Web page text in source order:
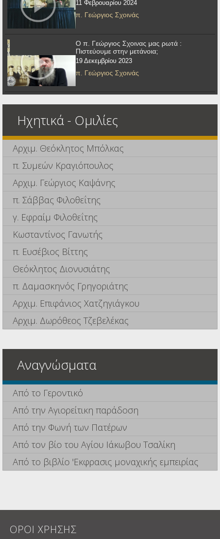
11 Φεβρουαρίου 2024
π. Γεώργιος Σχοινάς
Ο π. Γεώργιος Σχοινας μας ρωτά :
Πιστεύουμε στην μετάνοια;
19 Δεκεμβρίου 2023
π. Γεώργιος Σχοινάς
Ηχητικά - Ομιλίες
Αρχιμ. Θεόκλητος Μπόλκας
π. Συμεών Κραγιόπουλος
Αρχιμ. Γεώργιος Καψάνης
π. Σάββας Φιλοθεΐτης
γ. Εφραίμ Φιλοθεΐτης
Κωσταντίνος Γανωτής
π. Ευσέβιος Βίττης
Θεόκλητος Διονυσιάτης
π. Δαμασκηνός Γρηγοριάτης
Αρχιμ. Επιφάνιος Χατζηγιάγκου
Αρχιμ. Δωρόθεος Τζεβελέκας
Αναγνώσματα
Από το Γεροντικό
Από την Αγιορείτικη παράδοση
Από την Φωνή των Πατέρων
Από τον βίο του Αγίου Ιάκωβου Τσαλίκη
Από το βιβλίο 'Εκφρασις μοναχικής εμπειρίας
ΟΡΟΙ ΧΡΗΣΗΣ